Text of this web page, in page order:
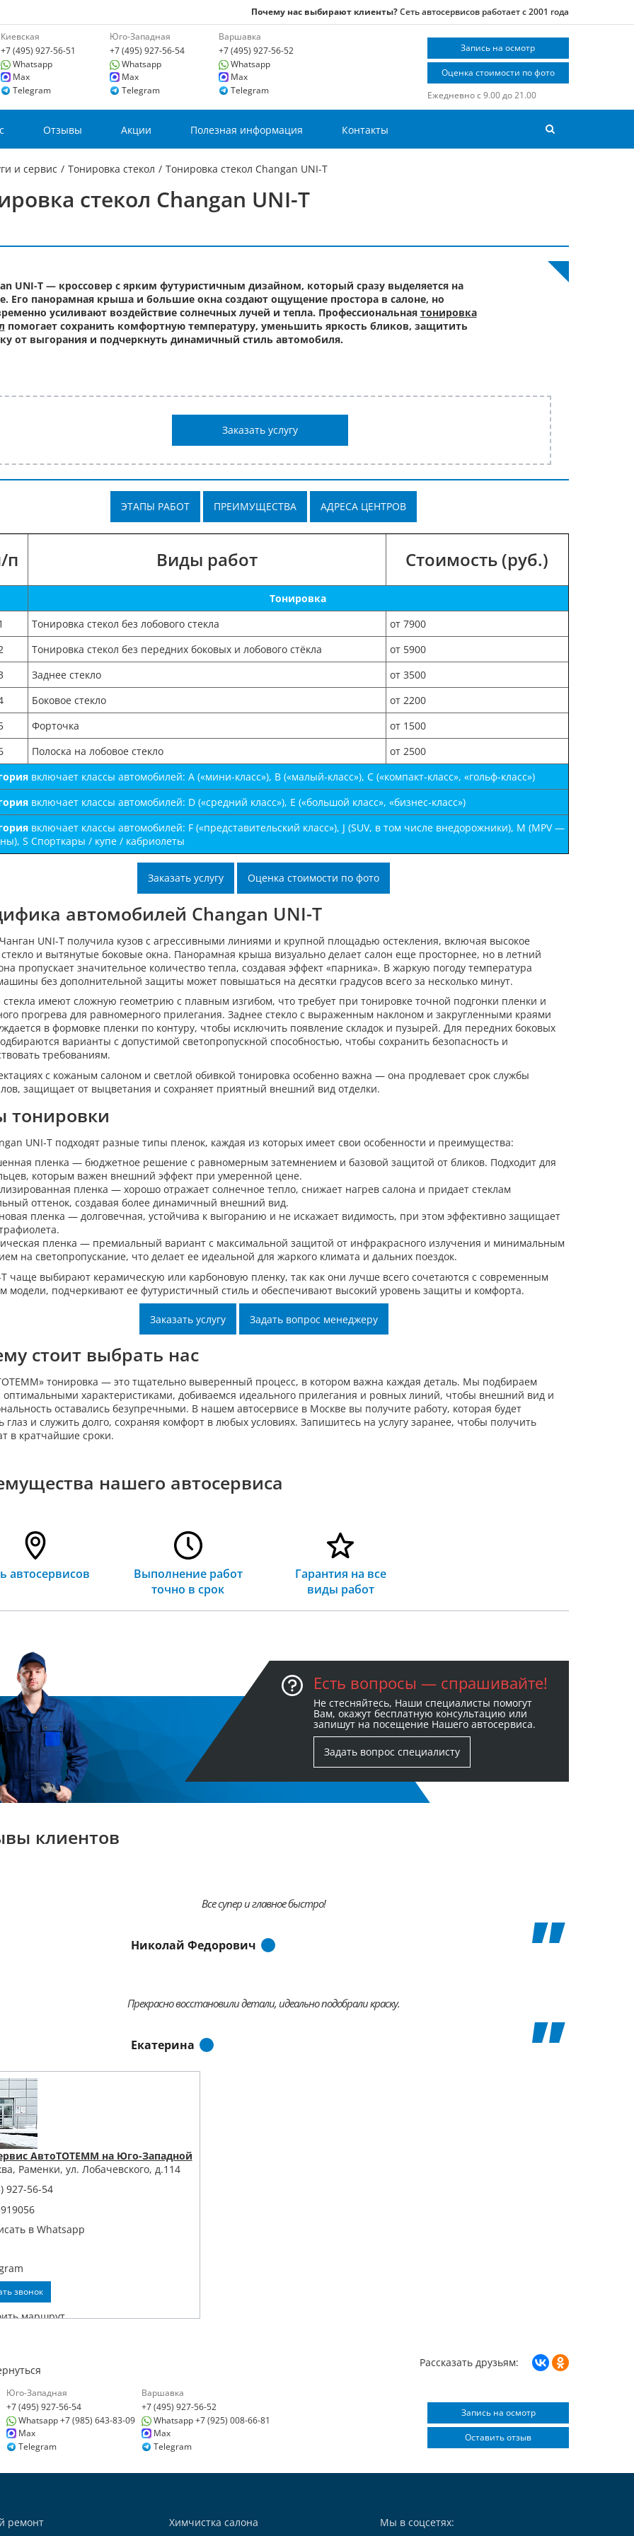
Почему нас выбирают клиенты?Сеть автосервисов работает с 2001 года
Киевская
+7 (495) 927-56-51
Whatsapp
Max
Telegram
Юго-Западная
+7 (495) 927-56-54
Whatsapp
Max
Telegram
Варшавка
+7 (495) 927-56-52
Whatsapp
Max
Telegram
Запись на осмотр
Оценка стоимости по фото
Ежедневно с 9.00 до 21.00
Отзывы Акции Полезная информация Контакты
и сервис / Тонировка стекол / Тонировка стекол Changan UNI-T
стекол Changan UNI-T
UNI-T — кроссовер с ярким футуристичным дизайном, который сразу выделяется на
Его панорамная крыша и большие окна создают ощущение простора в салоне, но
усиливают воздействие солнечных лучей и тепла. Профессиональная тонировка
помогает сохранить комфортную температуру, уменьшить яркость бликов, защитить
от выгорания и подчеркнуть динамичный стиль автомобиля.
Заказать услугу
ЭТАПЫ РАБОТ ПРЕИМУЩЕСТВА АДРЕСА ЦЕНТРОВ
п Виды работ Стоимость (руб.)
Тонировка
Тонировка стекол без лобового стекла
от 7900
Тонировка стекол без передних боковых и лобового стёкла
от 5900
Заднее стекло
от 3500
Боковое стекло
от 2200
Форточка
от 1500
Полоска на лобовое стекло
от 2500
включает классы автомобилей: А («мини-класс»), B («малый-класс»), С («компакт-класс», «гольф-класс»)
включает классы автомобилей: D («средний класс»), E («большой класс», «бизнес-класс»)
включает классы автомобилей: F («представительский класс»), J (SUV, в том числе внедорожники), М (MPV —
S Спорткары / купе / кабриолеты
Заказать услугу Оценка стоимости по фото
автомобилей Changan UNI-T
UNI-T получила кузов с агрессивными линиями и крупной площадью остекления, включая высокое
и вытянутые боковые окна. Панорамная крыша визуально делает салон еще просторнее, но в летний
пропускает значительное количество тепла, создавая эффект «парника». В жаркую погоду температура
без дополнительной защиты может повышаться на десятки градусов всего за несколько минут.
имеют сложную геометрию с плавным изгибом, что требует при тонировке точной подгонки пленки и
прогрева для равномерного прилегания. Заднее стекло с выраженным наклоном и закругленными краями
в формовке пленки по контуру, чтобы исключить появление складок и пузырей. Для передних боковых
варианты с допустимой светопропускной способностью, чтобы сохранить безопасность и
требованиям.
с кожаным салоном и светлой обивкой тонировка особенно важна — она продлевает срок службы
защищает от выцветания и сохраняет приятный внешний вид отделки.
тонировки
UNI-T подходят разные типы пленок, каждая из которых имеет свои особенности и преимущества:
пленка — бюджетное решение с равномерным затемнением и базовой защитой от бликов. Подходит для
которым важен внешний эффект при умеренной цене.
пленка — хорошо отражает солнечное тепло, снижает нагрев салона и придает стеклам
оттенок, создавая более динамичный внешний вид.
пленка — долговечная, устойчива к выгоранию и не искажает видимость, при этом эффективно защищает
пленка — премиальный вариант с максимальной защитой от инфракрасного излучения и минимальным
на светопропускание, что делает ее идеальной для жаркого климата и дальних поездок.
чаще выбирают керамическую или карбоновую пленку, так как они лучше всего сочетаются с современным
модели, подчеркивают ее футуристичный стиль и обеспечивают высокий уровень защиты и комфорта.
Заказать услугу Задать вопрос менеджеру
стоит выбрать нас
тонировка — это тщательно выверенный процесс, в котором важна каждая деталь. Мы подбираем
оптимальными характеристиками, добиваемся идеального прилегания и ровных линий, чтобы внешний вид и
оставались безупречными. В нашем автосервисе в Москве вы получите работу, которая будет
глаз и служить долго, сохраняя комфорт в любых условиях. Запишитесь на услугу заранее, чтобы получить
в кратчайшие сроки.
нашего автосервиса
автосервисов
Выполнение работ
точно в срок
Гарантия на все
виды работ
Есть вопросы — спрашивайте!
Не стесняйтесь, Наши специалисты помогут
Вам, окажут бесплатную консультацию или
запишут на посещение Нашего автосервиса.
Задать вопрос специалисту
клиентов
Все супер и главное быстро!
Николай Федорович
Прекрасно восстановили детали, идеально подобрали краску.
Екатерина
АвтоТОТЕММ на Юго-Западной
Раменки, ул. Лобачевского, д.114
927-56-54
в Whatsapp
звонок
маршрут
Центр АвтоТОТЕММ на
г. Москва, ул. Дубининская, д. 55,
с. 2
927-56-53
(985) 643-83-09
Рассказать друзьям:
Юго-Западная
+7 (495) 927-56-54
Whatsapp +7 (985) 643-83-09
Max
Telegram
Варшавка
+7 (495) 927-56-52
Whatsapp +7 (925) 008-66-81
Max
Telegram
Запись на осмотр
Оставить отзыв
ремонт Химчистка салона Мы в соцсетях: